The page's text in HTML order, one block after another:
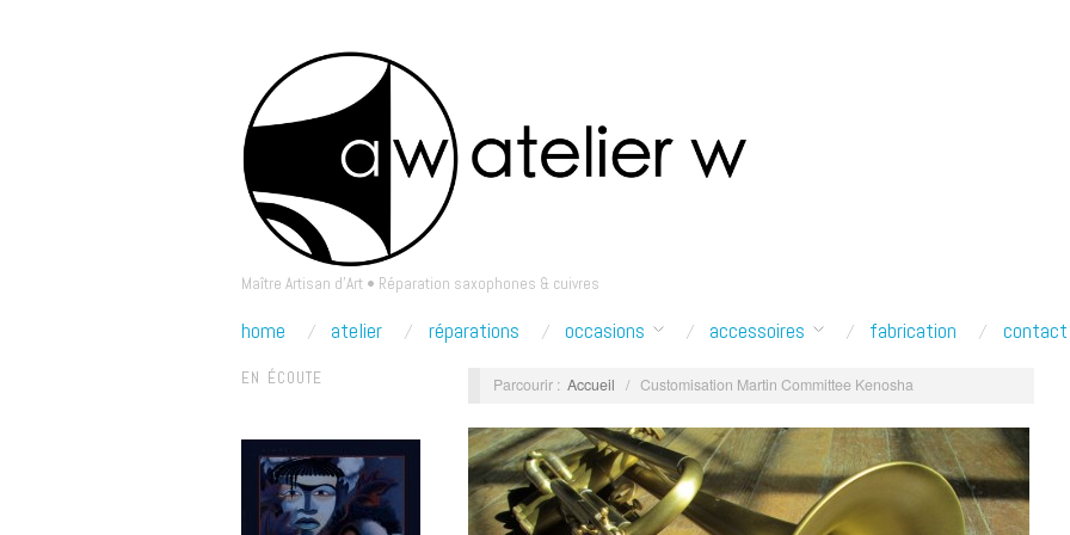
Maître Artisan d'Art • Réparation saxophones & cuivres
home atelier réparations occasions accessoires fabrication contact
EN ÉCOUTE Parcourir : Accueil / Customisation Martin Committee Kenosha